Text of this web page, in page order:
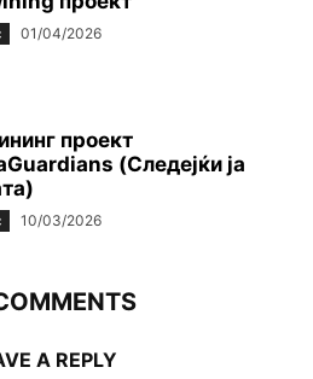
01/04/2026
проект
(Следејќи ја
10/03/2026
A REPLY